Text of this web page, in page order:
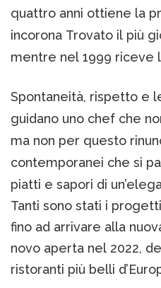
quattro anni ottiene la
incorona Trovato il più
mentre nel 1999 riceve
Spontaneità, rispetto e
guidano uno chef che
ma non per questo
contemporanei che si
piatti e sapori di
Tanti sono stati i
fino ad arrivare alla
novo aperta nel 2022,
ristoranti più belli